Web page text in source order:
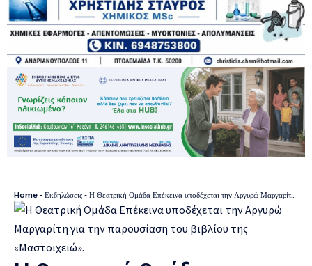
Home - Εκδηλώσεις - Η Θεατρική Ομάδα Επέκεινα υποδέχεται την Αργυρώ Μαργαρίτη για την παρουσίαση του βιβλίου της «Μαστοιχειώ».